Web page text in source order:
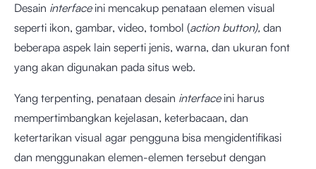
Desain interface ini mencakup penataan elemen visual
seperti ikon, gambar, video, tombol (action button), dan
beberapa aspek lain seperti jenis, warna, dan ukuran font
yang akan digunakan pada situs web.
Yang terpenting, penataan desain interface ini harus
mempertimbangkan kejelasan, keterbacaan, dan
ketertarikan visual agar pengguna bisa mengidentifikasi
dan menggunakan elemen-elemen tersebut dengan